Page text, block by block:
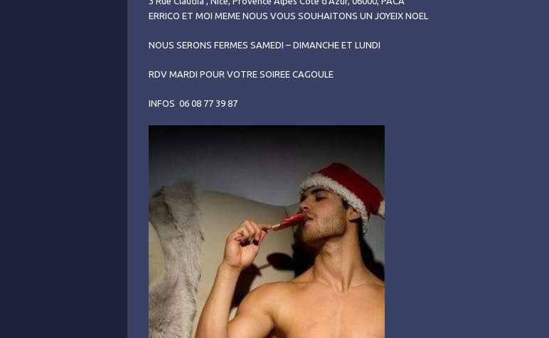
ERRICO ET MOI MEME NOUS VOUS SOUHAITONS UN JOYEIX NOEL
NOUS SERONS FERMES SAMEDI – DIMANCHE ET LUNDI
RDV MARDI POUR VOTRE SOIREE CAGOULE
INFOS 06 08 77 39 87